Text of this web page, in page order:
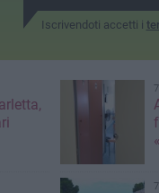
Iscrivendoti accetti i